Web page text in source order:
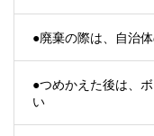
●廃棄の際は、自治
●つめかえた後は、
い